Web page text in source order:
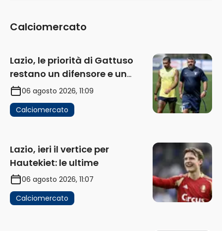
Calciomercato
Lazio, le priorità di Gattuso
restano un difensore e un
centravanti: proposto Esposito
06 agosto 2026, 11:09
Calciomercato
Lazio, ieri il vertice per
Hautekiet: le ultime
06 agosto 2026, 11:07
Calciomercato